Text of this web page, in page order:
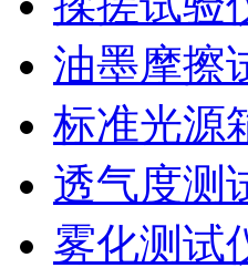
油墨摩擦
标准光源
透气度测
雾化测试